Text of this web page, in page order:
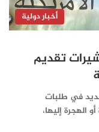
أخبار دولية
تقديم
في طلبات
الهجرة إليها،